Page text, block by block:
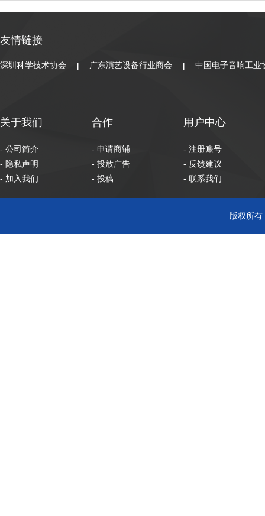
友情链接
深圳科学技术协会 广东演艺设备行业商会 中国电子音响工业
关于我们
- 公司简介
- 隐私声明
- 加入我们
合作
- 申请商铺
- 投放广告
- 投稿
用户中心
- 注册账号
- 反馈建议
- 联系我们
版权所